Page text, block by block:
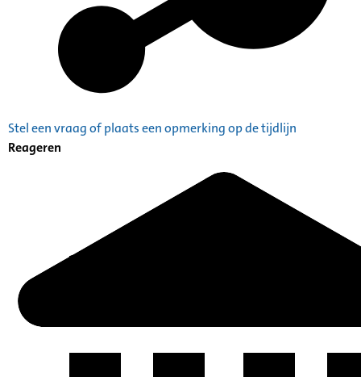
Stel een vraag of plaats een opmerking op de tijdlijn
Reageren